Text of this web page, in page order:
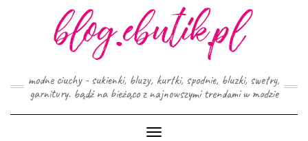
modne ciuchy - sukienki, bluzy, kurtki, spodnie, bluzki, swetry,
garnitury. bądź na bieżąco z najnowszymi trendami w modzie
Toggle